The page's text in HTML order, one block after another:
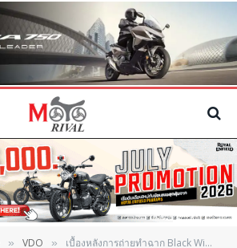
» VDO » เบื้องหลังการถ่ายทำฉาก Black Widow บิด Harley-Davidson Project LiveWire ใน Avengers 2